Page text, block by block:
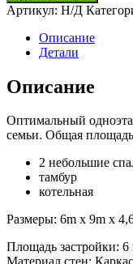
Лесной
КД-36
Компактный
и
практичный
Артикул: Н/Д
Описание
Детали
Описание
Оптимальный
семьи. Общая
2 небольшие
тамбур
котельная
Размеры: 6m x 9m x
Площадь застройки: 6